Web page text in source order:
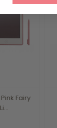
Fairy